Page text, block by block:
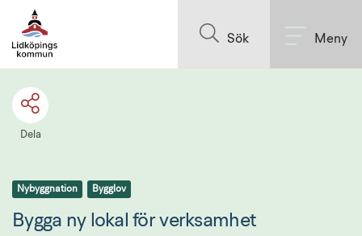
Sök Meny
Dela
Nybyggnation Bygglov
Bygga ny lokal för verksamhet